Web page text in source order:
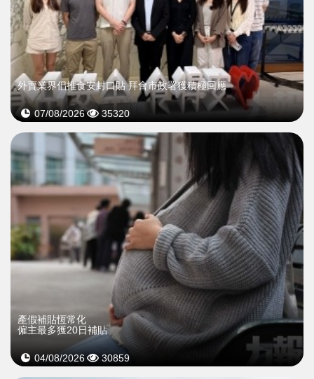
外賣業界倡推食安封口貼 拜會市政署獲積極回應
07/08/2026 35320
產假補貼恆常化
僱主最多獲20日補貼
04/08/2026 30859